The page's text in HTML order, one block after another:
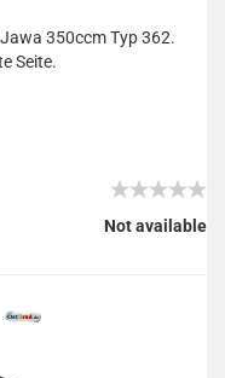
350ccm Typ 362.
Seite.
Not available